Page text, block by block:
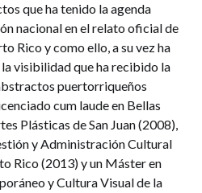
que ha tenido la agenda
nacional en el relato oficial de
Rico y como ello, a su vez ha
visibilidad que ha recibido la
puertorriqueños
cum laude en Bellas
Plásticas de San Juan (2008),
y Administración Cultural
Rico (2013) y un Máster en
y Cultura Visual de la